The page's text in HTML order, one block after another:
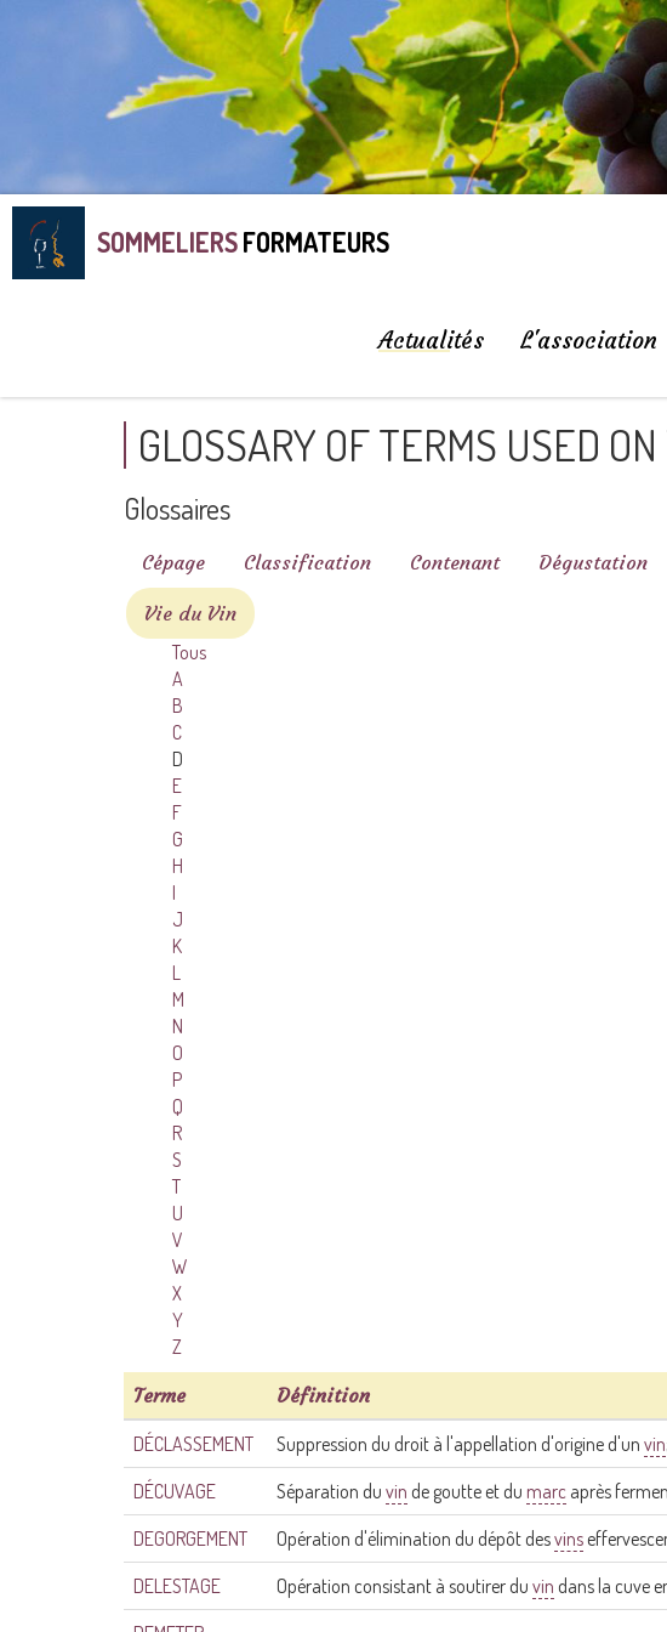
SOMMELIERSFORMATEURS
Actualités L'association
GLOSSARY OF TERMS USED
Glossaires
Cépage Classification Contenant Dégustation
Vie du Vin
Tous
A
B
C
D
E
F
G
H
I
J
K
L
M
N
O
P
Q
R
S
T
U
V
W
X
Y
Z
Terme
Définition
DÉCLASSEMENT
Suppression du droit à l'appellation d'origine d'un vin
DÉCUVAGE
Séparation du vin de goutte et du marc après
DEGORGEMENT
Opération d'élimination du dépôt desvins
DELESTAGE
Opération consistant à soutirer du vin dans la cuve